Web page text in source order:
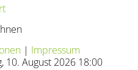
10. August 2026 18:00
| Impressum